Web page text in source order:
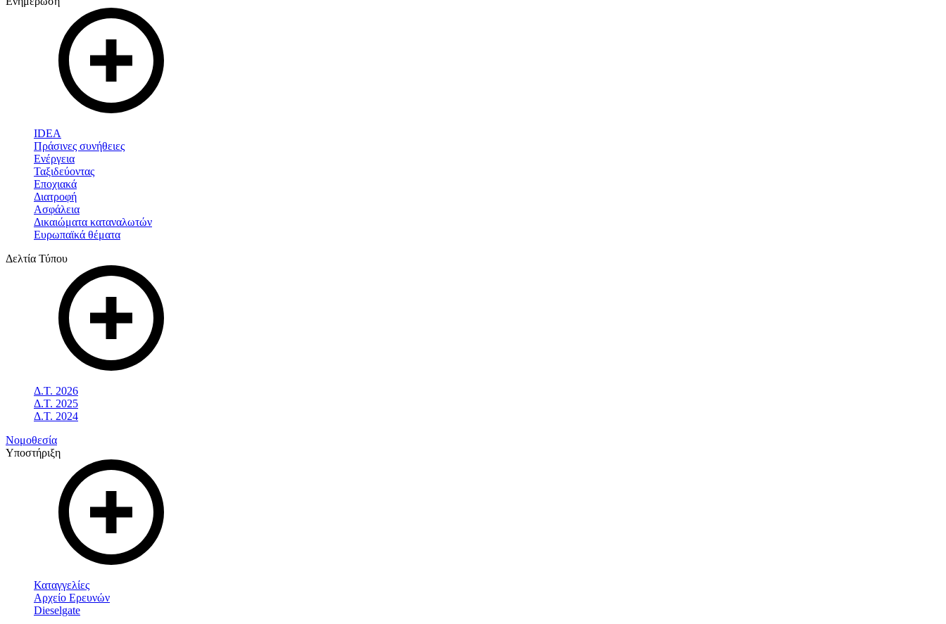
IDEA
Πράσινες συνήθειες
Ενέργεια
Ταξιδεύοντας
Εποχιακά
Διατροφή
Ασφάλεια
Δικαιώματα καταναλωτών
Ευρωπαϊκά θέματα
Δελτία Τύπου
Δ.Τ. 2026
Δ.Τ. 2025
Δ.Τ. 2024
Νομοθεσία
Υποστήριξη
Καταγγελίες
Αρχείο Ερευνών
Dieselgate